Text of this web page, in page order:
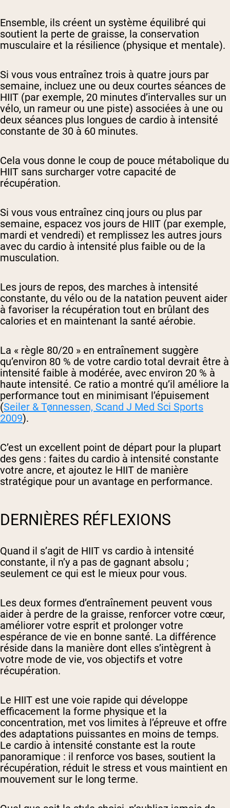
Ensemble, ils créent un système équilibré qui
soutient la perte de graisse, la conservation
musculaire et la résilience (physique et mentale).
Si vous vous entraînez trois à quatre jours par
semaine, incluez une ou deux courtes séances de
HIIT (par exemple, 20 minutes d’intervalles sur un
vélo, un rameur ou une piste) associées à une ou
deux séances plus longues de cardio à intensité
constante de 30 à 60 minutes.
Cela vous donne le coup de pouce métabolique du
HIIT sans surcharger votre capacité de
récupération.
Si vous vous entraînez cinq jours ou plus par
semaine, espacez vos jours de HIIT (par exemple,
mardi et vendredi) et remplissez les autres jours
avec du cardio à intensité plus faible ou de la
musculation.
Les jours de repos, des marches à intensité
constante, du vélo ou de la natation peuvent aider
à favoriser la récupération tout en brûlant des
calories et en maintenant la santé aérobie.
La « règle 80/20 » en entraînement suggère
qu’environ 80 % de votre cardio total devrait être à
intensité faible à modérée, avec environ 20 % à
haute intensité. Ce ratio a montré qu’il améliore la
performance tout en minimisant l’épuisement
(Seiler & Tønnessen, Scand J Med Sci Sports
2009).
C’est un excellent point de départ pour la plupart
des gens : faites du cardio à intensité constante
votre ancre, et ajoutez le HIIT de manière
stratégique pour un avantage en performance.
DERNIÈRES RÉFLEXIONS
Quand il s’agit de HIIT vs cardio à intensité
constante, il n’y a pas de gagnant absolu ;
seulement ce qui est le mieux pour vous.
Les deux formes d’entraînement peuvent vous
aider à perdre de la graisse, renforcer votre cœur,
améliorer votre esprit et prolonger votre
espérance de vie en bonne santé. La différence
réside dans la manière dont elles s’intègrent à
votre mode de vie, vos objectifs et votre
récupération.
Le HIIT est une voie rapide qui développe
efficacement la forme physique et la
concentration, met vos limites à l’épreuve et offre
des adaptations puissantes en moins de temps.
Le cardio à intensité constante est la route
panoramique : il renforce vos bases, soutient la
récupération, réduit le stress et vous maintient en
mouvement sur le long terme.